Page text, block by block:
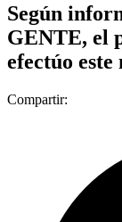
Según
GENTE, el
efectúo este
Compartir: